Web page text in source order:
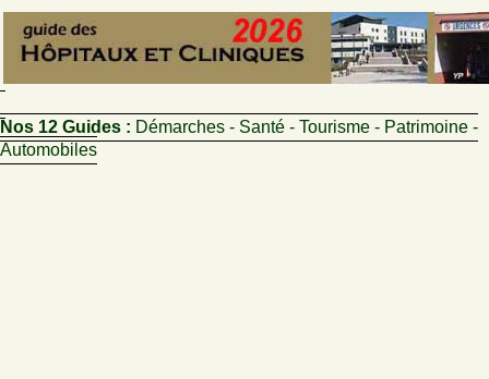
Nos 12 Guides : Démarches - Santé - Tourisme - Patrimoine -
Automobiles